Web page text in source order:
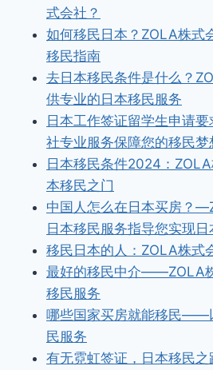
式会社？
如何移民日本？ZOLA株式
移民指南
去日本移民条件是什么？
供专业的日本移民服务
日本工作签证留学生申请
社专业服务保障您的移民梦
日本移民条件2024：
本移民之门
中国人怎么在日本买房？
日本移民服务指导您实现日
移民日本的人：ZOLA株式
最好的移民中介——ZOLA
移民服务
哪些国家买房就能移民——
民服务
有无霓虹签证，日本移民